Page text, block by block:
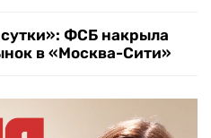
ФСБ накрыла
в «Москва-Сити»